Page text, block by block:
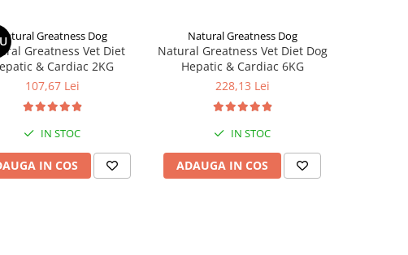
Greatness Dog
Greatness Vet Diet
& Cardiac 2KG
107,67 Lei
IN STOC
IN COS
Natural Greatness Dog
Natural Greatness Vet Diet Dog
Hepatic & Cardiac 6KG
228,13 Lei
IN STOC
ADAUGA IN COS